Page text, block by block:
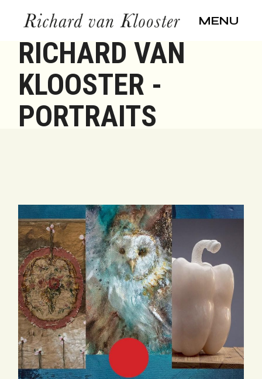
content
MENU
RICHARD VAN
KLOOSTER -
PORTRAITS